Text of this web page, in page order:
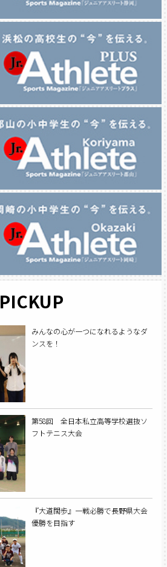
PICKUP
みんなの心が一つになれるようなダ
ンスを！
第58回 全日本私立高等学校選抜ソ
フトテニス大会
『大道闊歩』一戦必勝で長野県大会
優勝を目指す